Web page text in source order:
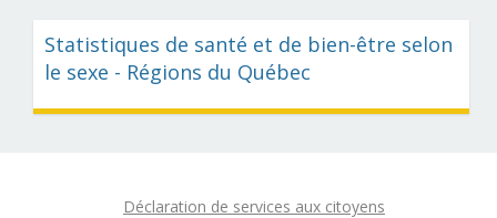
Statistiques de santé et de bien-être selon
le sexe - Régions du Québec
Déclaration de services aux citoyens